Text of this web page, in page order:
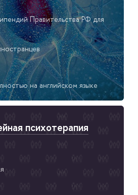
Правительства РФ для
на английском языке
психотерапия